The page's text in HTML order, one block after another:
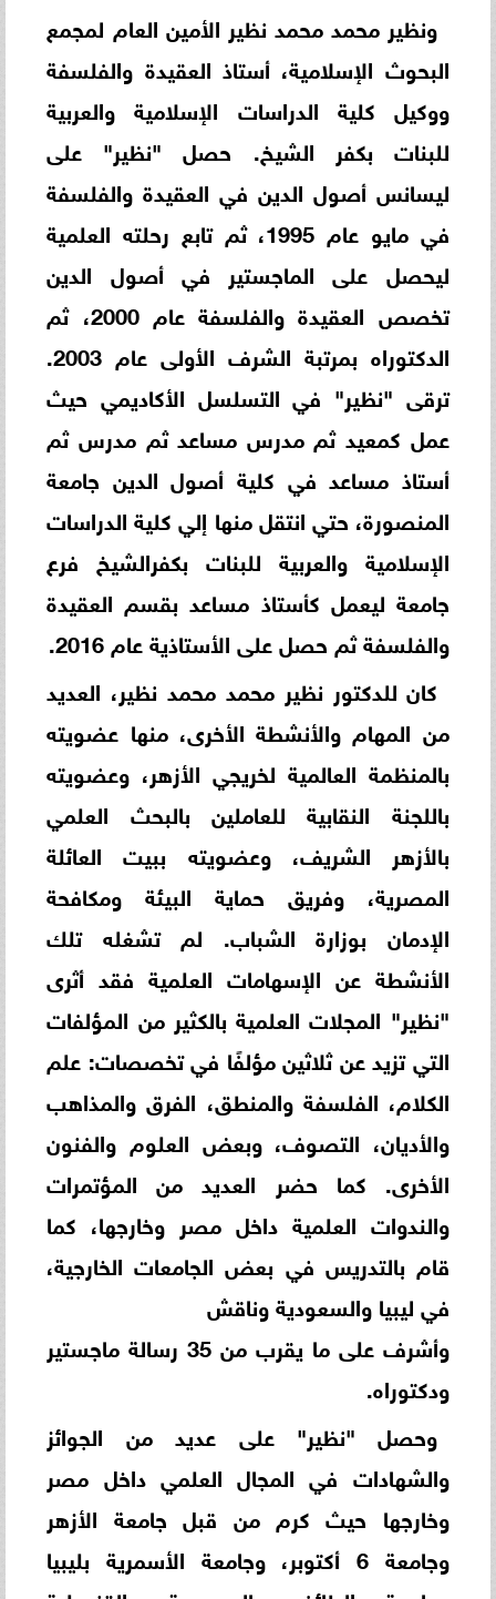
ونظير محمد محمد نظير الأمين العام لمجمع
البحوث الإسلامية، أستاذ العقيدة والفلسفة
ووكيل كلية الدراسات الإسلامية والعربية
للبنات بكفر الشيخ. حصل "نظير" على
ليسانس أصول الدين في العقيدة والفلسفة
في مايو عام 1995، ثم تابع رحلته العلمية
ليحصل على الماجستير في أصول الدين
تخصص العقيدة والفلسفة عام 2000، ثم
الدكتوراه بمرتبة الشرف الأولى عام 2003.
ترقى "نظير" في التسلسل الأكاديمي حيث
عمل كمعيد ثم مدرس مساعد ثم مدرس ثم
أستاذ مساعد في كلية أصول الدين جامعة
المنصورة، حتي انتقل منها إلي كلية الدراسات
الإسلامية والعربية للبنات بكفرالشيخ فرع
جامعة ليعمل كأستاذ مساعد بقسم العقيدة
والفلسفة ثم حصل على الأستاذية عام 2016.
كان للدكتور نظير محمد محمد نظير، العديد
من المهام والأنشطة الأخرى، منها عضويته
بالمنظمة العالمية لخريجي الأزهر، وعضويته
باللجنة النقابية للعاملين بالبحث العلمي
بالأزهر الشريف، وعضويته ببيت العائلة
المصرية، وفريق حماية البيئة ومكافحة
الإدمان بوزارة الشباب. لم تشغله تلك
الأنشطة عن الإسهامات العلمية فقد أثرى
"نظير" المجلات العلمية بالكثير من المؤلفات
التي تزيد عن ثلاثين مؤلفًا في تخصصات: علم
الكلام، الفلسفة والمنطق، الفرق والمذاهب
والأديان، التصوف، وبعض العلوم والفنون
الأخرى. كما حضر العديد من المؤتمرات
والندوات العلمية داخل مصر وخارجها، كما
قام بالتدريس في بعض الجامعات الخارجية،
في ليبيا والسعودية وناقش
وأشرف على ما يقرب من 35 رسالة ماجستير
ودكتوراه.
وحصل "نظير" على عديد من الجوائز
والشهادات في المجال العلمي داخل مصر
وخارجها حيث كرم من قبل جامعة الأزهر
وجامعة 6 أكتوبر، وجامعة الأسمرية بليبيا